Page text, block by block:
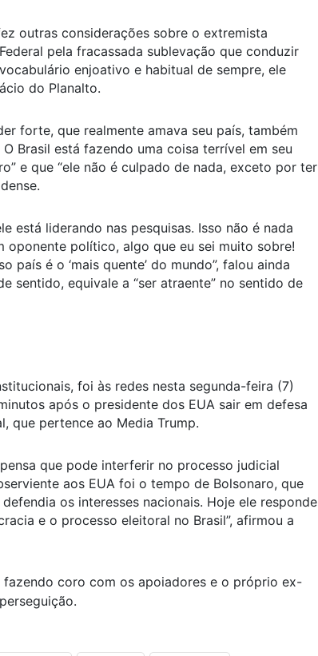
outras considerações sobre o extremista
pela fracassada sublevação que conduzir
enjoativo e habitual de sempre, ele
do Planalto.
forte, que realmente amava seu país, também
Brasil está fazendo uma coisa terrível em seu
e que “ele não é culpado de nada, exceto por ter
está liderando nas pesquisas. Isso não é nada
oponente político, algo que eu sei muito sobre!
país é o ‘mais quente’ do mundo”, falou ainda
sentido, equivale a “ser atraente” no sentido de
foi às redes nesta segunda-feira (7)
após o presidente dos EUA sair em defesa
que pertence ao Media Trump.
que pode interferir no processo judicial
aos EUA foi o tempo de Bolsonaro, que
os interesses nacionais. Hoje ele responde
e o processo eleitoral no Brasil”, afirmou a
fazendo coro com os apoiadores e o próprio ex-